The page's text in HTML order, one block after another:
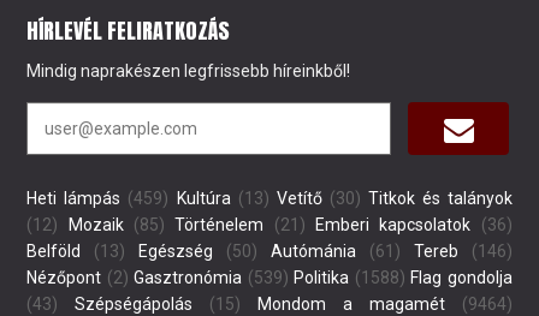
HÍRLEVÉL FELIRATKOZÁS
Mindig naprakészen legfrissebb híreinkből!
Heti lámpás (459) Kultúra (13) Vetítő(30) Titkok és talányok
(12)
Mozaik(85) Történelem (21) Emberi kapcsolatok (36)
Belföld
(13) Egészség (50) Autómánia (61) Tereb (146)
Nézőpont (2) Gasztronómia (539) Politika (1588) Flag gondolja
(43)
Szépségápolás (15) Mondom a magamét(9464)